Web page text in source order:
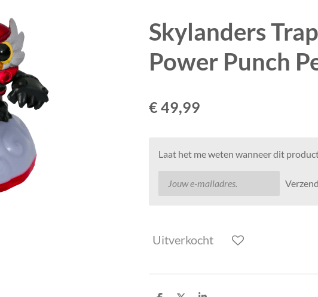
Skylanders
Power Punch
€ 49,99
Laat het me weten wanneer dit
Uitverkocht